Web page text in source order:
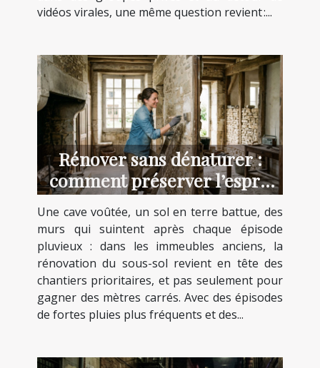
vidéos virales, une même question revient :...
Rénover sans dénaturer :
comment préserver l’esprit
des lieux anciens
Une cave voûtée, un sol en terre battue, des
murs qui suintent après chaque épisode
pluvieux : dans les immeubles anciens, la
rénovation du sous-sol revient en tête des
chantiers prioritaires, et pas seulement pour
gagner des mètres carrés. Avec des épisodes
de fortes pluies plus fréquents et des...